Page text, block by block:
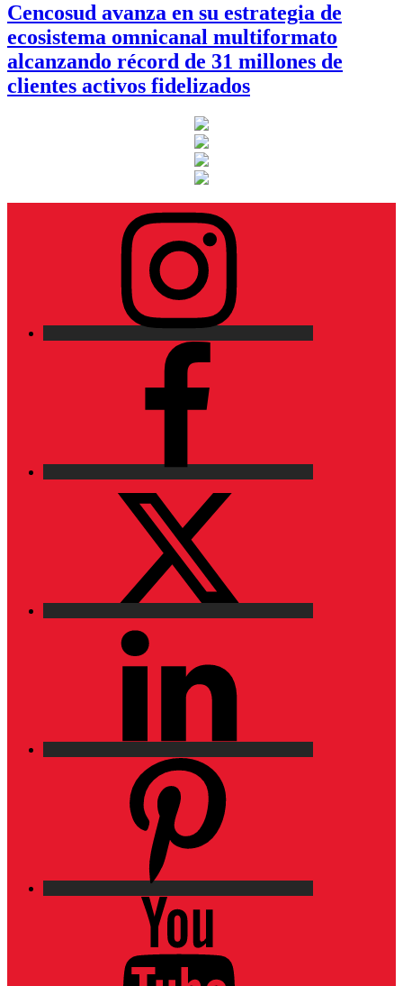
Cencosud avanza en su estrategia de
ecosistema omnicanal multiformato
alcanzando récord de 31 millones de
clientes activos fidelizados